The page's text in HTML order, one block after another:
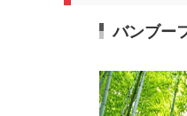
バンブー